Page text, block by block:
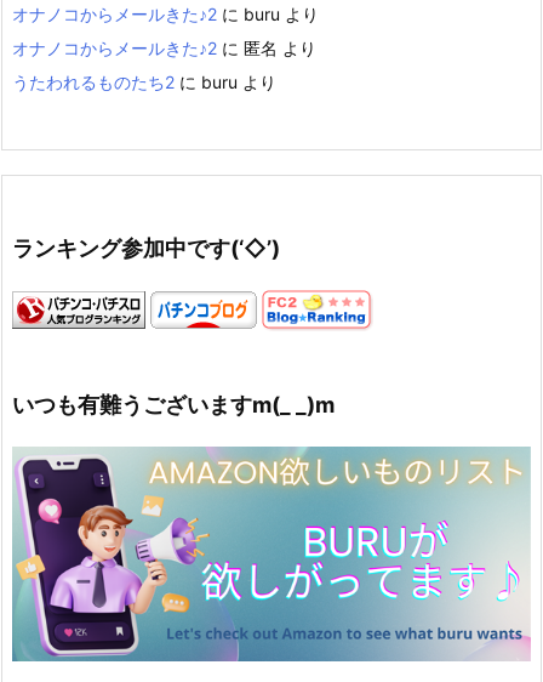
オナノコからメールきた♪2 に buru より
オナノコからメールきた♪2 に 匿名 より
うたわれるものたち2 に buru より
ランキング参加中です(‘◇’)ゞ
いつも有難うございますm(_ _)m